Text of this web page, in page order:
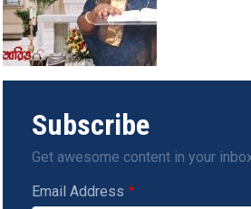
Subscribe
Get awesome content in your
Email Address